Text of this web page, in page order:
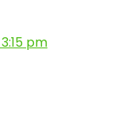
pm